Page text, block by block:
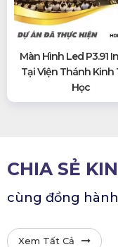
Màn Hình Led P3.91
Tại Viện Thánh Kinh
Học
CHIA SẺ
cùng đồng
Xem Tất Cả